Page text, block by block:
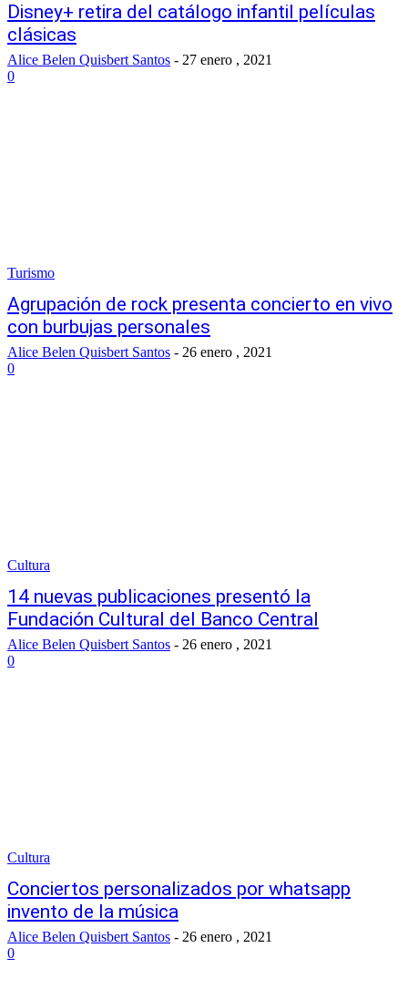
Disney+ retira del catálogo infantil películas
clásicas
Alice Belen Quisbert Santos - 27 enero , 2021
0
Turismo
Agrupación de rock presenta concierto en vivo
con burbujas personales
Alice Belen Quisbert Santos - 26 enero , 2021
0
Cultura
14 nuevas publicaciones presentó la
Fundación Cultural del Banco Central
Alice Belen Quisbert Santos - 26 enero , 2021
0
Cultura
Conciertos personalizados por whatsapp
invento de la música
Alice Belen Quisbert Santos - 26 enero , 2021
0